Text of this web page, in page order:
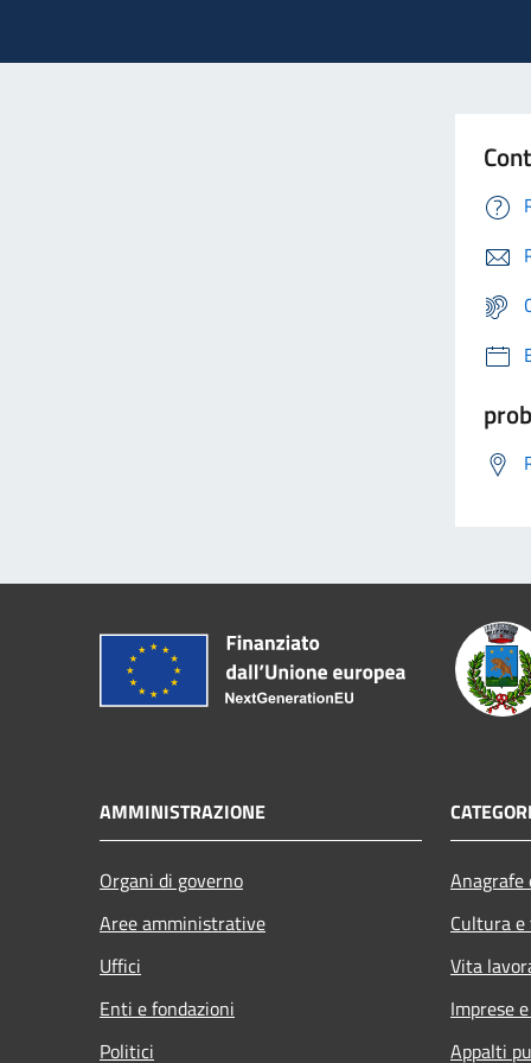
AMMINISTRAZIONE
Organi di governo
Aree amministrative
Uffici
Enti e fondazioni
Politici
Cultura
Vita
Imprese
Appalti